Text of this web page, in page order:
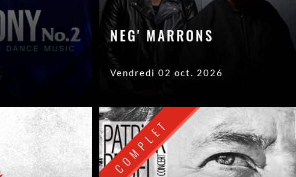
NEG' MARRONS
Vendredi 02 oct. 2026
COMPLET